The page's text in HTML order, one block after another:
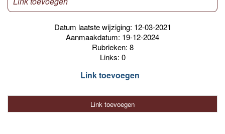
Datum laatste wijziging: 12-03-2021
Aanmaakdatum: 19-12-2024
Rubrieken: 8
Links: 0
Link toevoegen
Link toevoegen